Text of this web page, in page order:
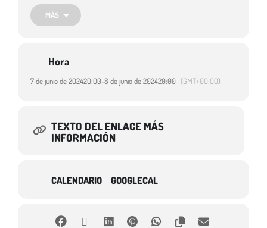
MÁS
Hora
7 de junio de 202420:00-8 de junio de 202420:00 (GMT+00:00)
TEXTO DEL ENLACE MÁS
INFORMACIÓN
CALENDARIO GOOGLECAL